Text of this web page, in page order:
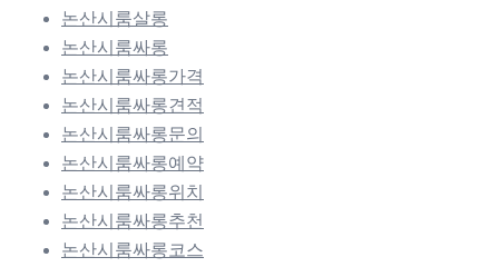
논산시룸살롱
논산시룸싸롱
논산시룸싸롱가격
논산시룸싸롱견적
논산시룸싸롱문의
논산시룸싸롱예약
논산시룸싸롱위치
논산시룸싸롱추천
논산시룸싸롱코스